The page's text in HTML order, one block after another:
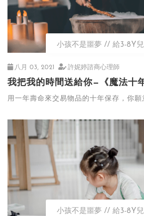
小孩不是噩夢 給3-8Y
八月 03, 2021 許妮婷諮商心理師
我把我的時間送給你—《魔法十
用一年壽命來交易物品的十年保存，你願
小孩不是噩夢 給3-8Y